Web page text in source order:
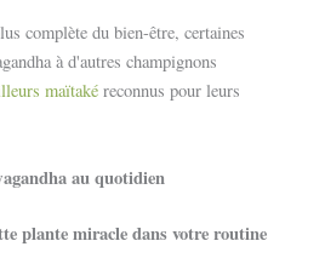
complète du bien-être, certaines
à d'autres champignons
maïtaké reconnus pour leurs
au quotidien
plante miracle dans votre routine